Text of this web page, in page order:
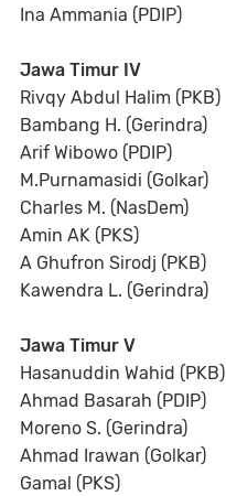
Ina Ammania (PDIP)
Jawa Timur IV
Rivqy Abdul Halim (PKB)
Bambang H. (Gerindra)
Arif Wibowo (PDIP)
M.Purnamasidi (Golkar)
Charles M. (NasDem)
Amin AK (PKS)
A Ghufron Sirodj (PKB)
Kawendra L. (Gerindra)
Jawa Timur V
Hasanuddin Wahid (PKB)
Ahmad Basarah (PDIP)
Moreno S. (Gerindra)
Ahmad Irawan (Golkar)
Gamal (PKS)